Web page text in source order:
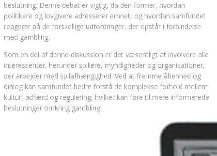
beslutning. Denne debat er vigtig, da den former, hvordan
politikere og lovgivere adresserer emnet, og hvordan samfundet
reagerer på de forskellige udfordringer, der opstår i forbindelse
med gambling.
Som en del af denne diskussion er det væsentligt at involvere alle
interessenter, herunder spillere, myndigheder og organisationer,
der arbejder med spilafhængighed. Ved at fremme åbenhed og
dialog kan samfundet bedre forstå de komplekse forhold mellem
kultur, adfærd og regulering, hvilket kan føre til mere informerede
beslutninger omkring gambling.